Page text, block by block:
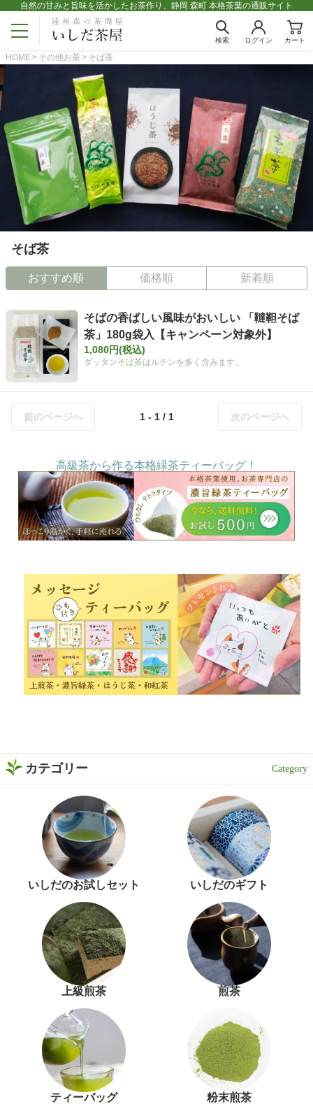
自然の甘みと旨味を活かしたお茶作り、静岡 森町 本格茶葉の通販サイト
検索 ログイン カート
HOME その他お茶 そば茶
そば茶
おすすめ順 価格順 新着順
そばの香ばしい風味がおいしい 「韃靼そば
茶」180g袋入【キャンペーン対象外】
1,080円(税込)
ダッタンそば茶はルチンを多く含みます。
前のページへ 1 - 1 / 1 次のページへ
高級茶から作る本格緑茶ティーバッグ！
カテゴリー
いしだのお試しセット いしだのギフト
上級煎茶 煎茶
ティーバッグ 粉末煎茶